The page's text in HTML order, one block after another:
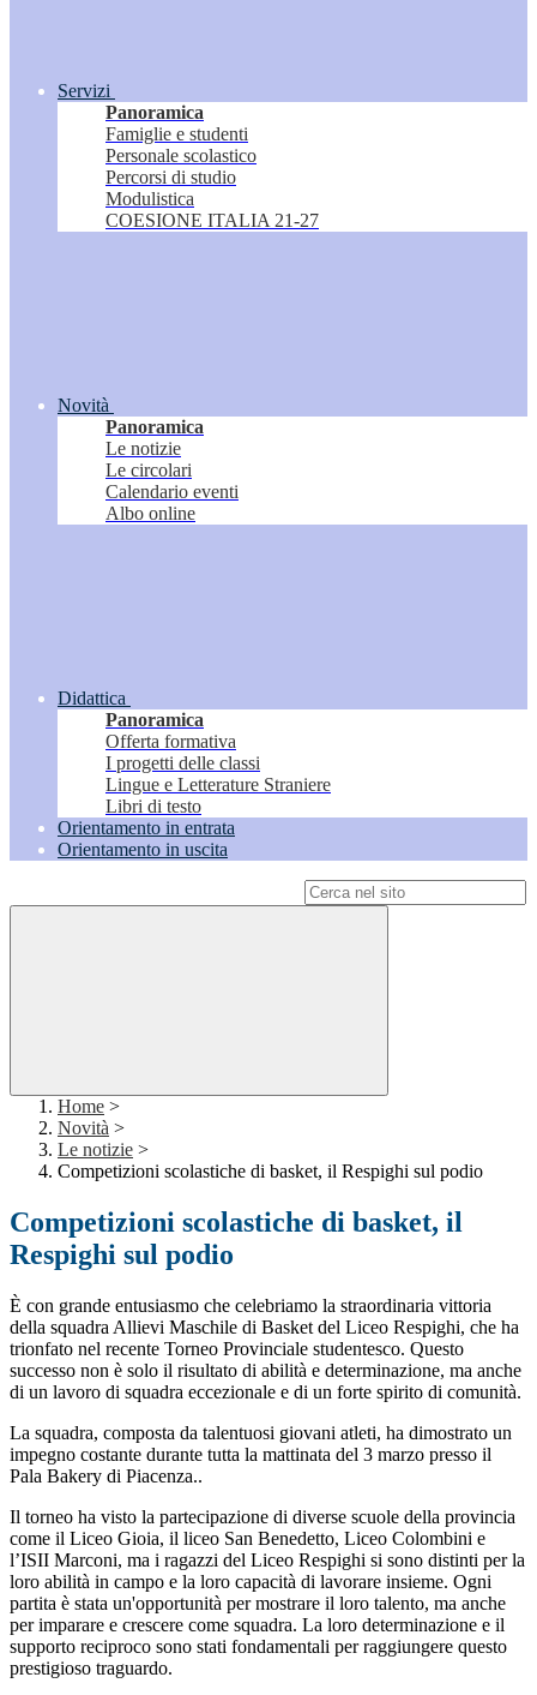
Servizi
Panoramica
Famiglie e studenti
Personale scolastico
Percorsi di studio
Modulistica
COESIONE ITALIA 21-27
Novità
Panoramica
Le notizie
Le circolari
Calendario eventi
Albo online
Didattica
Panoramica
Offerta formativa
I progetti delle classi
Lingue e Letterature Straniere
Libri di testo
Orientamento in entrata
Orientamento in uscita
Home >
Novità >
Le notizie >
Competizioni scolastiche di basket, il Respighi sul podio
Competizioni scolastiche di basket, il
Respighi sul podio
È con grande entusiasmo che celebriamo la straordinaria vittoria
della squadra Allievi Maschile di Basket del Liceo Respighi, che ha
trionfato nel recente Torneo Provinciale studentesco. Questo
successo non è solo il risultato di abilità e determinazione, ma anche
di un lavoro di squadra eccezionale e di un forte spirito di comunità.
La squadra, composta da talentuosi giovani atleti, ha dimostrato un
impegno costante durante tutta la mattinata del 3 marzo presso il
Pala Bakery di Piacenza..
Il torneo ha visto la partecipazione di diverse scuole della provincia
come il Liceo Gioia, il liceo San Benedetto, Liceo Colombini e
l’ISII Marconi, ma i ragazzi del Liceo Respighi si sono distinti per la
loro abilità in campo e la loro capacità di lavorare insieme. Ogni
partita è stata un'opportunità per mostrare il loro talento, ma anche
per imparare e crescere come squadra. La loro determinazione e il
supporto reciproco sono stati fondamentali per raggiungere questo
prestigioso traguardo.